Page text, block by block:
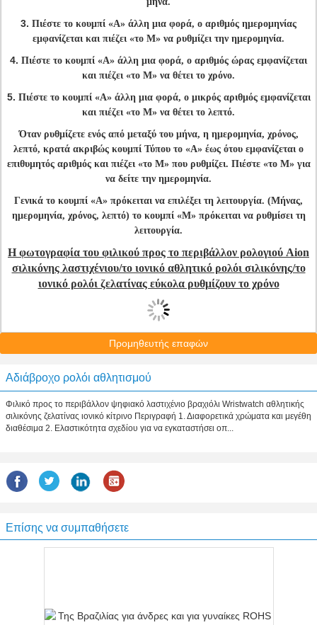
3. Πιέστε το κουμπί «Α» άλλη μια φορά, ο αριθμός ημερομηνίας
εμφανίζεται και πιέζει «το Μ» να ρυθμίζει την ημερομηνία.
4. Πιέστε το κουμπί «Α» άλλη μια φορά, ο αριθμός ώρας εμφανίζεται
και πιέζει «το Μ» να θέτει το χρόνο.
5. Πιέστε το κουμπί «Α» άλλη μια φορά, ο μικρός αριθμός εμφανίζεται
και πιέζει «το Μ» να θέτει το λεπτό.
Όταν ρυθμίζετε ενός από μεταξύ του μήνα, η ημερομηνία, χρόνος,
λεπτό, κρατά ακριβώς κουμπί Τύπου το «Α» έως ότου εμφανίζεται ο
επιθυμητός αριθμός και πιέζει «το Μ» που ρυθμίζει. Πιέστε «το Μ» για
να δείτε την ημερομηνία.
Γενικά το κουμπί «Α» πρόκειται να επιλέξει τη λειτουργία. (Μήνας,
ημερομηνία, χρόνος, λεπτό) το κουμπί «Μ» πρόκειται να ρυθμίσει τη
λειτουργία.
Η φωτογραφία του φιλικού προς το περιβάλλον ρολογιού Aion
σιλικόνης λαστιχένιου/το ιονικό αθλητικό ρολόι σιλικόνης/το
ιονικό ρολόι ζελατίνας εύκολα ρυθμίζουν το χρόνο
Προμηθευτής επαφών
Αδιάβροχο ρολόι αθλητισμού
Φιλικό προς το περιβάλλον ψηφιακό λαστιχένιο βραχιόλι Wristwatch αθλητικής
σιλικόνης ζελατίνας ιονικό κίτρινο Περιγραφή 1. Διαφορετικά χρώματα και μεγέθη
διαθέσιμα 2. Ελαστικότητα σχεδίου για να εγκαταστήσει οπ...
Επίσης να συμπαθήσετε